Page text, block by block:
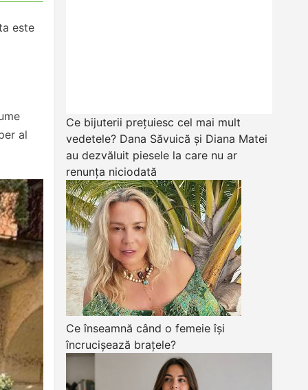
este
al
Ce bijuterii prețuiesc cel mai mult
vedetele? Dana Săvuică și Diana Matei
au dezvăluit piesele la care nu ar
renunța niciodată
Ce înseamnă când o femeie își
încrucișează brațele?